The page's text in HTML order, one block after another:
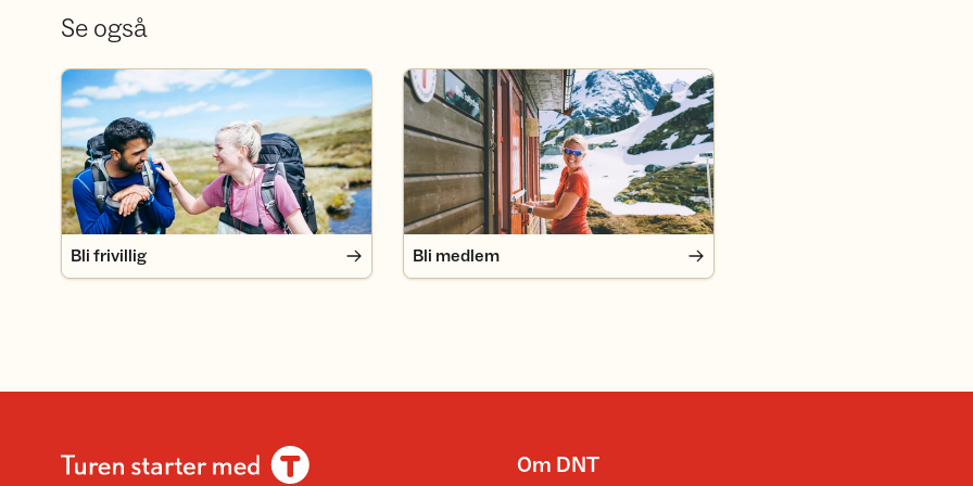
Se også
Bli frivillig
Bli frivillig
Bli medlem
Bli medlem
Om DNT